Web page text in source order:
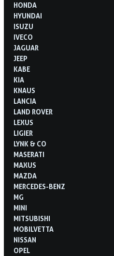
HONDA
HYUNDAI
ISUZU
IVECO
JAGUAR
JEEP
KABE
KIA
KNAUS
LANCIA
LAND ROVER
LEXUS
LIGIER
LYNK & CO
MASERATI
MAXUS
MAZDA
MERCEDES-BENZ
MG
MINI
MITSUBISHI
MOBILVETTA
NISSAN
OPEL